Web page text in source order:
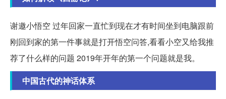
谢邀小悟空 过年回家一直忙到现在才有时间坐到电脑跟前
刚回到家的第一件事就是打开悟空问答,看看小空又给我推
荐了什么样的问题 2019年开年的第一个问题就是我。
中国古代的神话体系